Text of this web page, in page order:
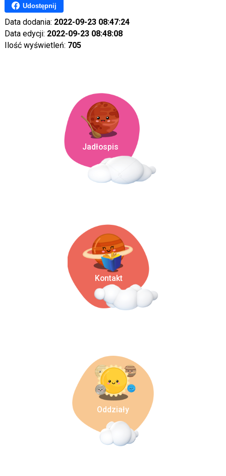
Udostępnij
Data dodania: 2022-09-23 08:47:24
Data edycji: 2022-09-23 08:48:08
Ilość wyświetleń: 705
Jadłospis
Kontakt
Oddziały